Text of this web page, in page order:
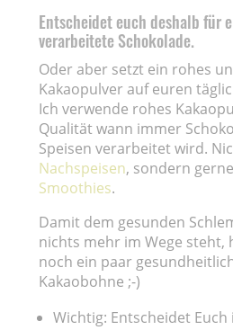
Entscheidet euch deshalb für
verarbeitete Schokolade.
Oder aber setzt ein rohes
Kakaopulver auf euren
Ich verwende rohes
Qualität wann immer
Speisen verarbeitet wird.
Nachspeisen, sondern
Smoothies.
Damit dem gesunden
nichts mehr im Wege steht,
noch ein paar
Kakaobohne ;-)
Wichtig: Entscheidet